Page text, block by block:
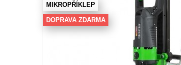
MIKROPŘÍKLEP
DOPRAVA ZDARMA